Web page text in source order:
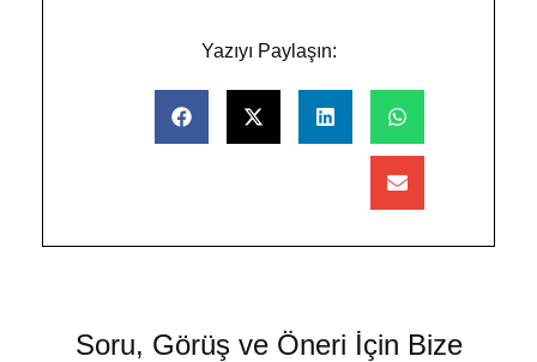
Yazıyı Paylaşın:
Soru, Görüş ve Öneri İçin Bize